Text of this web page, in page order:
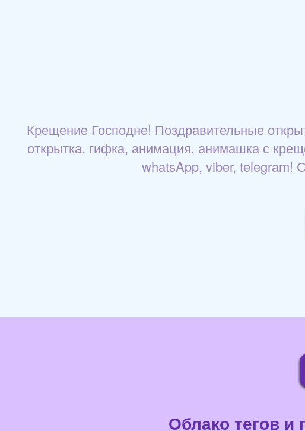
Крещение Господне! Поздравительные
открытка, гифка, анимация, анимашка с
whatsApp, viber, telegram!
Облако тегов